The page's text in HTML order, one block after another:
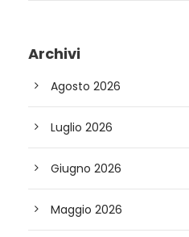
Archivi
Agosto 2026
Luglio 2026
Giugno 2026
Maggio 2026